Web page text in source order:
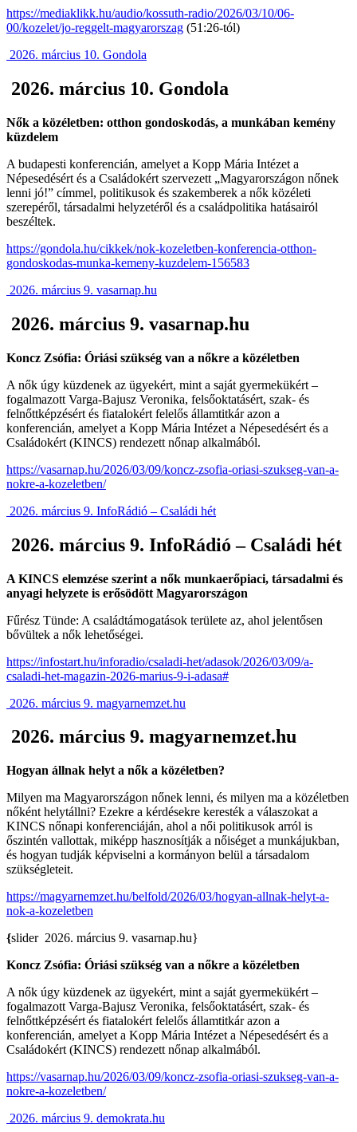
https://mediaklikk.hu/audio/kossuth-radio/2026/03/10/06-
00/kozelet/jo-reggelt-magyarorszag (51:26-tól)
2026. március 10. Gondola
2026. március 10. Gondola
Nők a közéletben: otthon gondoskodás, a munkában kemény
küzdelem
A budapesti konferencián, amelyet a Kopp Mária Intézet a
Népesedésért és a Családokért szervezett „Magyarországon nőnek
lenni jó!” címmel, politikusok és szakemberek a nők közéleti
szerepéről, társadalmi helyzetéről és a családpolitika hatásairól
beszéltek.
https://gondola.hu/cikkek/nok-kozeletben-konferencia-otthon-
gondoskodas-munka-kemeny-kuzdelem-156583
2026. március 9. vasarnap.hu
2026. március 9. vasarnap.hu
Koncz Zsófia: Óriási szükség van a nőkre a közéletben
A nők úgy küzdenek az ügyekért, mint a saját gyermekükért –
fogalmazott Varga-Bajusz Veronika, felsőoktatásért, szak- és
felnőttképzésért és fiatalokért felelős államtitkár azon a
konferencián, amelyet a Kopp Mária Intézet a Népesedésért és a
Családokért (KINCS) rendezett nőnap alkalmából.
https://vasarnap.hu/2026/03/09/koncz-zsofia-oriasi-szukseg-van-a-
nokre-a-kozeletben/
2026. március 9. InfoRádió – Családi hét
2026. március 9. InfoRádió – Családi hét
A KINCS elemzése szerint a nők munkaerőpiaci, társadalmi és
anyagi helyzete is erősödött Magyarországon
Fűrész Tünde: A családtámogatások területe az, ahol jelentősen
bővültek a nők lehetőségei.
https://infostart.hu/inforadio/csaladi-het/adasok/2026/03/09/a-
csaladi-het-magazin-2026-marius-9-i-adasa#
2026. március 9. magyarnemzet.hu
2026. március 9. magyarnemzet.hu
Hogyan állnak helyt a nők a közéletben?
Milyen ma Magyarországon nőnek lenni, és milyen ma a közéletben
nőként helytállni? Ezekre a kérdésekre keresték a válaszokat a
KINCS nőnapi konferenciáján, ahol a női politikusok arról is
őszintén vallottak, miképp hasznosítják a nőiséget a munkájukban,
és hogyan tudják képviselni a kormányon belül a társadalom
szükségleteit.
https://magyarnemzet.hu/belfold/2026/03/hogyan-allnak-helyt-a-
nok-a-kozeletben
{slider 2026. március 9. vasarnap.hu}
Koncz Zsófia: Óriási szükség van a nőkre a közéletben
A nők úgy küzdenek az ügyekért, mint a saját gyermekükért –
fogalmazott Varga-Bajusz Veronika, felsőoktatásért, szak- és
felnőttképzésért és fiatalokért felelős államtitkár azon a
konferencián, amelyet a Kopp Mária Intézet a Népesedésért és a
Családokért (KINCS) rendezett nőnap alkalmából.
https://vasarnap.hu/2026/03/09/koncz-zsofia-oriasi-szukseg-van-a-
nokre-a-kozeletben/
2026. március 9. demokrata.hu